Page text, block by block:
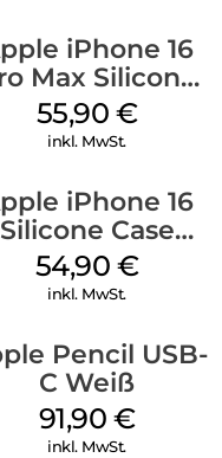
iPhone 16
Max Silicone
Case MagSafe
Stone Gray
55,90 €
inkl. MwSt.
iPhone 16
Silicone Case
MagSafe Black
54,90 €
inkl. MwSt.
Pencil USB-
C Weiß
91,90 €
inkl. MwSt.